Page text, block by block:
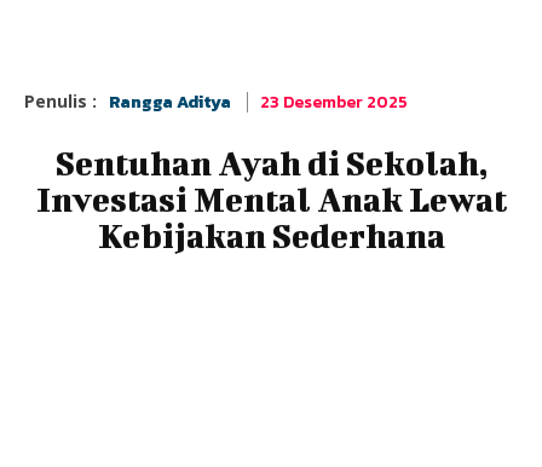
Penulis : Rangga Aditya 23 Desember 2025
Sentuhan Ayah di Sekolah,
Investasi Mental Anak Lewat
Kebijakan Sederhana